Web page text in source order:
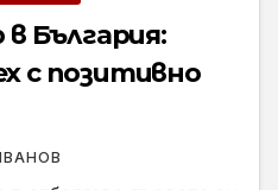
в България:
с позитивно